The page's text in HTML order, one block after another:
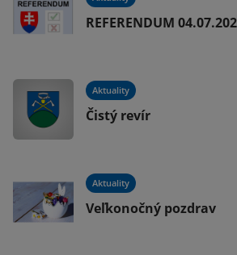
REFERENDUM
Aktuality
Čistý revír
Aktuality
Veľkonočný pozdrav